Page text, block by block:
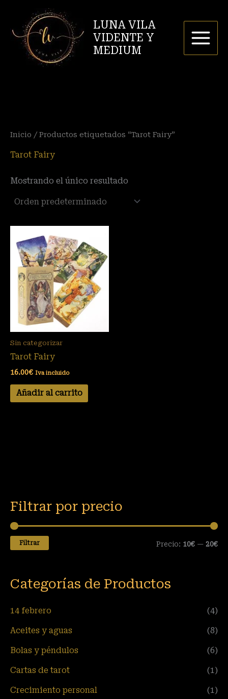
contenido
LUNA VILA
VIDENTE Y
MEDIUM
Filtrar por precio
r
c
r
c
Filtrar Precio: 10€ — 20€
Categorías de Productos
14 febrero (4)
Aceites y aguas (8)
Bolas y péndulos (6)
Cartas de tarot (1)
Crecimiento personal (1)
Inicio / Productos etiquetados “Tarot Fairy”
Tarot Fairy
Mostrando el único resultado
Sin categorizar
Tarot Fairy
16.00€ Iva incluido
Añadir al carrito